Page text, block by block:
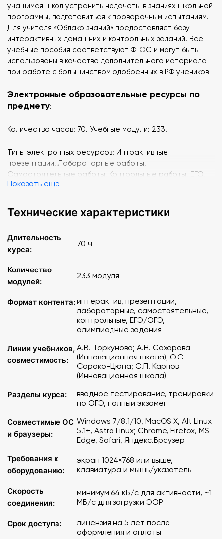
учащимся школ устранить недочеты в знаниях школьной
программы, подготовиться к проверочным испытаниям.
Для учителя «Облако знаний» предоставляет базу
интерактивных домашних и контрольных заданий. Все
учебные пособия соответствуют ФГОС и могут быть
использованы в качестве дополнительного материала
при работе с большинством одобренных в РФ учеников
Электронные образовательные ресурсы по
предмету:
Количество часов: 70. Учебные модули: 233.
Типы электронных ресурсов: Интрактивные
презентации, Лабораторные работы,
Самостоятельные работы, Контрольные работы, ЕГЭ,
ОГЭ, Олимпиадные задачи.
Линии учебников, поддерживаемые сервисом
«Облако знаний»
УМК А. В. Торкунова
УМК А. Н. Сахарова ("Инновационная школа")
УМК С. П. Карпова ("Инновационная школа")
Темы 8 класс:
Вступительное тестирование
Тренировка по отдельным линиям заданий ОГЭ
Операционная система: на персональном компьютере
или ноутбуке в браузере - Windows 7/8.1/10, MacOS X,
устройстве iPad - iOS 8 и выше, на планшетном
Браузеры: MS Edge, Google Chrome, Mozilla Firefox,
Safari, Яндекс.Браузер современных версий.
Минимальные требования к компьютерному
оборудованию
рабочее разрешение экрана 1024 × 768, клавиатура,
Интернет-соединение: в расчете на одно подключение
Показать еще
Технические характеристики
Длительность
курса:
70 ч
Количество
модулей:
233 модуля
Формат контента:интерактив, презентации,
лабораторные, самостоятельные,
контрольные, ЕГЭ/ОГЭ,
олимпиадные задания
Линии учебников,
совместимость:
А.В. Торкунова; А.Н. Сахарова
(Инновационная школа); О.С.
Сороко-Цюпа; С.П. Карпов
(Инновационная школа)
Разделы курса:
вводное тестирование, тренировки
по ОГЭ, полный экзамен
Совместимые ОС
и браузеры:
Windows 7/8.1/10, MacOS X, Alt Linux
5.1+, Astra Linux; Chrome, Firefox, MS
Edge, Safari, Яндекс.Браузер
Требования к
оборудованию:
экран 1024×768 или выше,
клавиатура и мышь/указатель
Скорость
соединения:
минимум 64 кБ/с для активности, ~1
МБ/с для загрузки ЭОР
Срок доступа:
лицензия на 5 лет после
оформления и оплаты